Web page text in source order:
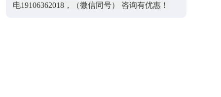
电19106362018，（微信同号） 咨询有优惠！